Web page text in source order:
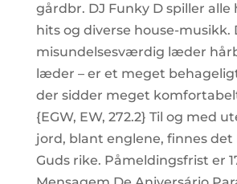
gårdbr. DJ Funky D spiller alle
hits og diverse house-musikk.
misundelsesværdig læder
læder – er et meget
der sidder meget
{EGW, EW, 272.2} Til og med
jord, blant englene, finnes det
Guds rike. Påmeldingsfrist er